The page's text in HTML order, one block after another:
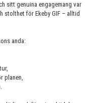
sitt genuina engagemang var
stolthet för Ekeby GIF – alltid
anda:
planen,